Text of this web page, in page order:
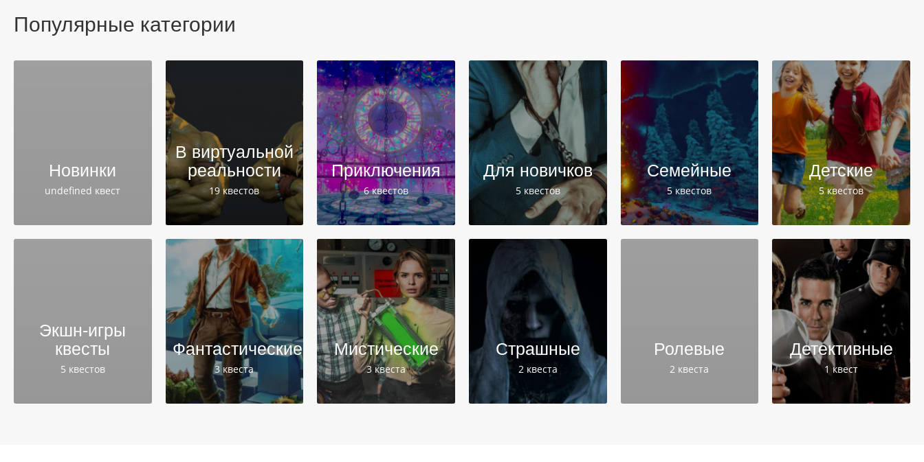
Популярные категории
Новинки
undefined квест
В виртуальной
реальности
19 квестов
Приключения
6 квестов
Для новичков
5 квестов
Семейные
5 квестов
Детские
5 квестов
Экшн-игры
квесты
5 квестов
Фантастические
3 квеста
Мистические
3 квеста
Страшные
2 квеста
Ролевые
2 квеста
Детективные
1 квест